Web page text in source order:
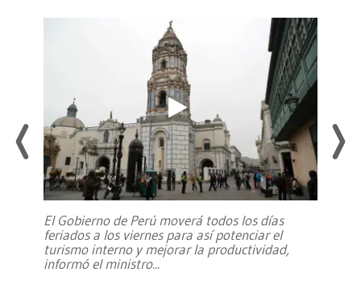
El Gobierno de Perú moverá todos los días
feriados a los viernes para así potenciar el
turismo interno y mejorar la productividad,
informó el ministro...